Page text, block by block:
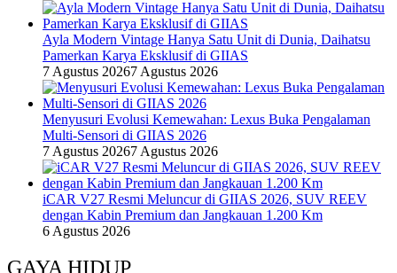
Ayla Modern Vintage Hanya Satu Unit di Dunia, Daihatsu
Pamerkan Karya Eksklusif di GIIAS
7 Agustus 20267 Agustus 2026
Menyusuri Evolusi Kemewahan: Lexus Buka Pengalaman
Multi-Sensori di GIIAS 2026
7 Agustus 20267 Agustus 2026
iCAR V27 Resmi Meluncur di GIIAS 2026, SUV REEV
dengan Kabin Premium dan Jangkauan 1.200 Km
6 Agustus 2026
GAYA HIDUP